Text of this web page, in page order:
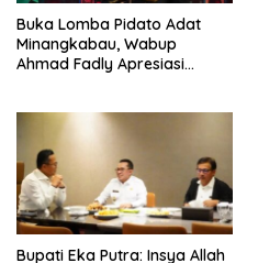
Buka Lomba Pidato Adat
Minangkabau, Wabup
Ahmad Fadly Apresiasi
Bupati Eka Putra: Insya Allah